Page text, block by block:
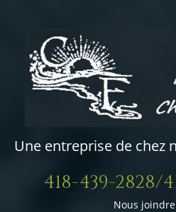
Une entreprise de chez
418-439-2828/
Nous